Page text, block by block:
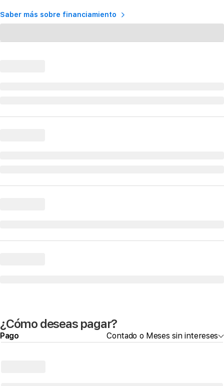
Saber más sobre financiamiento
¿Cómo deseas pagar?
Pago Contado o Meses sin intereses